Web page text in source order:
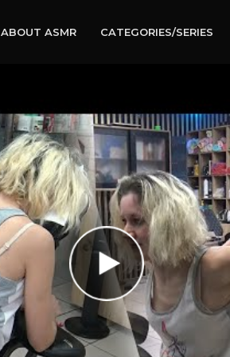
ABOUT ASMR CATEGORIES/SERIES